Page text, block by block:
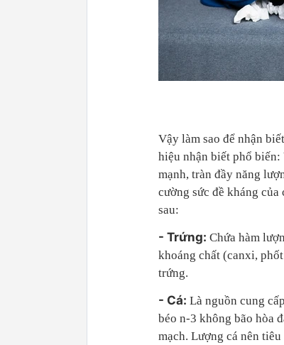
Vậy làm sao để nhận
hiệu nhận biết phổ
mạnh, tràn đầy năng
cường sức đề kháng
sau:
- Trứng: Chứa hàm
khoáng chất (canxi,
trứng.
- Cá: Là nguồn cung
béo n-3 không bão hòa
mạch. Lượng cá nên